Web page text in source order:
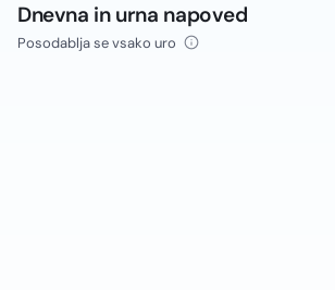
Dnevna in urna napoved
Posodablja se vsako uro